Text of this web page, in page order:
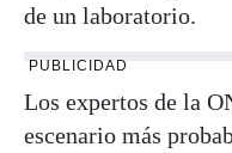
de un laboratorio.
PUBLICIDAD
Los expertos de la
escenario más